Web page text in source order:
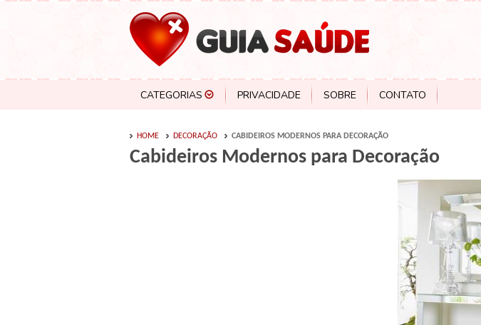
CATEGORIAS PRIVACIDADE SOBRE CONTATO
HOME DECORAÇÃO CABIDEIROS MODERNOS PARA DECORAÇÃO
Cabideiros Modernos para Decoração